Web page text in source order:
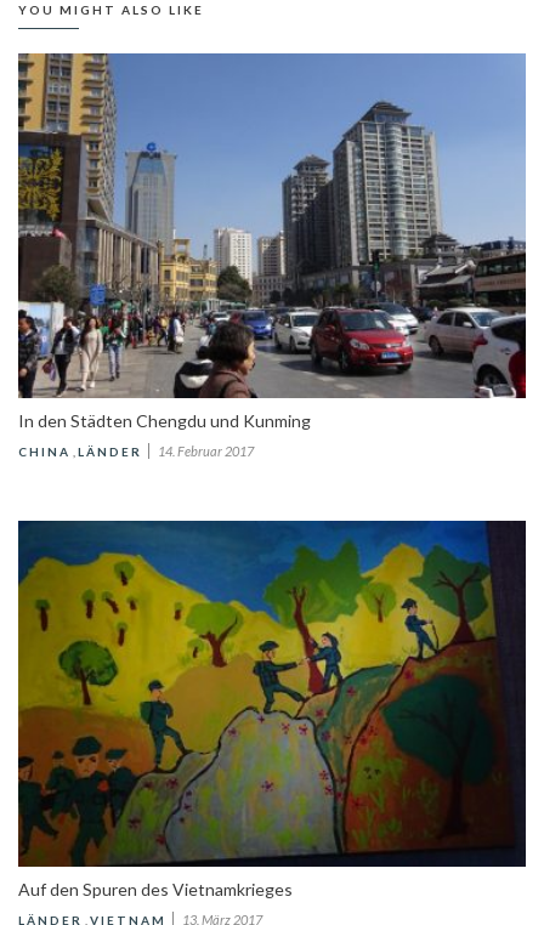
YOU MIGHT ALSO LIKE
In den Städten Chengdu und Kunming
CHINA LÄNDER 14. Februar 2017
Auf den Spuren des Vietnamkrieges
LÄNDER VIETNAM 13. März 2017